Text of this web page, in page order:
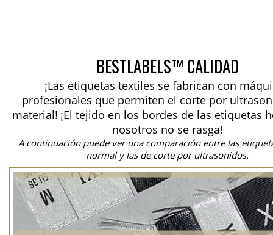
BESTLABELS™ CALIDAD
¡Las etiquetas textiles se fabrican con
profesionales que permiten el corte por
material! ¡El tejido en los bordes de las etiquetas
nosotros no se rasga!
A continuación puede ver una comparación entre las
normal y las de corte por ultrasonidos.